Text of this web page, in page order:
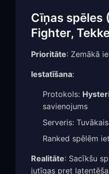
Cīņas spēles
Fighter,
Prioritāte: Zemākā
Iestatīšana:
Protokols:
savienojums
Serveris:
Ranked spēlēm
Realitāte: Sacīkšu
jutīgas pret